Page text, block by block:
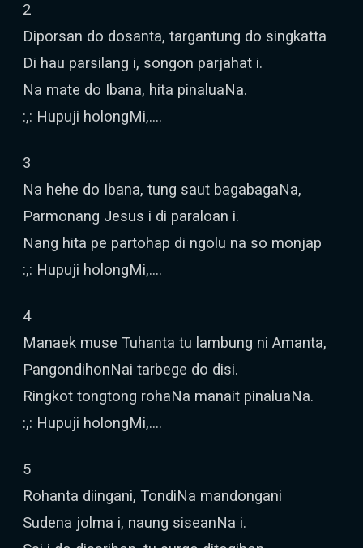
2
Diporsan do dosanta, targantung do singkatta
Di hau parsilang i, songon parjahat i.
Na mate do Ibana, hita pinaluaNa.
:,: Hupuji holongMi,….
3
Na hehe do Ibana, tung saut bagabagaNa,
Parmonang Jesus i di paraloan i.
Nang hita pe partohap di ngolu na so monjap
:,: Hupuji holongMi,….
4
Manaek muse Tuhanta tu lambung ni Amanta,
PangondihonNai tarbege do disi.
Ringkot tongtong rohaNa manait pinaluaNa.
:,: Hupuji holongMi,….
5
Rohanta diingani, TondiNa mandongani
Sudena jolma i, naung siseanNa i.